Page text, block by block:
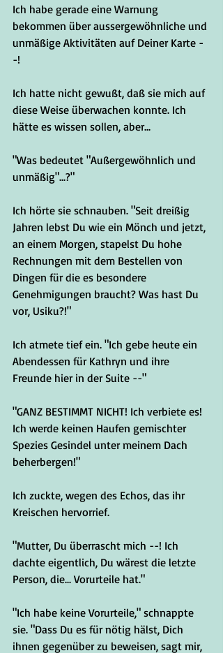
Ich habe gerade eine Warnung
bekommen über aussergewöhnliche und
unmäßige Aktivitäten auf Deiner Karte -
-!
Ich hatte nicht gewußt, daß sie mich auf
diese Weise überwachen konnte. Ich
hätte es wissen sollen, aber...
"Was bedeutet "Außergewöhnlich und
unmäßig"...?"
Ich hörte sie schnauben. "Seit dreißig
Jahren lebst Du wie ein Mönch und jetzt,
an einem Morgen, stapelst Du hohe
Rechnungen mit dem Bestellen von
Dingen für die es besondere
Genehmigungen braucht? Was hast Du
vor, Usiku?!"
Ich atmete tief ein. "Ich gebe heute ein
Abendessen für Kathryn und ihre
Freunde hier in der Suite --"
"GANZ BESTIMMT NICHT! Ich verbiete es!
Ich werde keinen Haufen gemischter
Spezies Gesindel unter meinem Dach
beherbergen!"
Ich zuckte, wegen des Echos, das ihr
Kreischen hervorrief.
"Mutter, Du überrascht mich --! Ich
dachte eigentlich, Du wärest die letzte
Person, die... Vorurteile hat."
"Ich habe keine Vorurteile," schnappte
sie. "Dass Du es für nötig hälst, Dich
ihnen gegenüber zu beweisen, sagt mir,